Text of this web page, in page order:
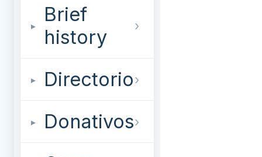
Brief
history
Directorio
Donativos